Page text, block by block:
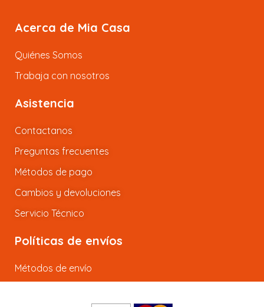
Acerca de Mia Casa
Quiénes Somos
Trabaja con nosotros
Asistencia
Contactanos
Preguntas frecuentes
Métodos de pago
Cambios y devoluciones
Servicio Técnico
Políticas de envíos
Métodos de envío